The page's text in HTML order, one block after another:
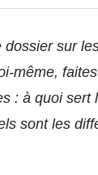
dossiersur
même,
: à quoi sert
sont les